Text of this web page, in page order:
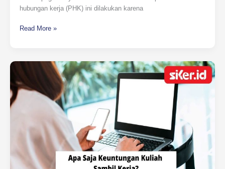
hubungan kerja (PHK) ini dilakukan karena
Read More »
Keuntungan